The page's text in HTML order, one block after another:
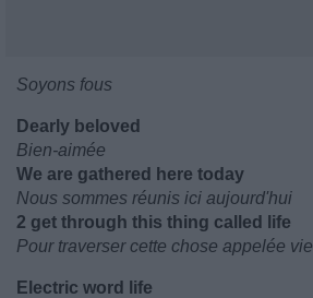
Soyons fous
Dearly beloved
Bien-aimée
We are gathered here today
Nous sommes réunis ici aujourd'hui
2 get through this thing called life
Pour traverser cette chose appelée vie
Electric word life